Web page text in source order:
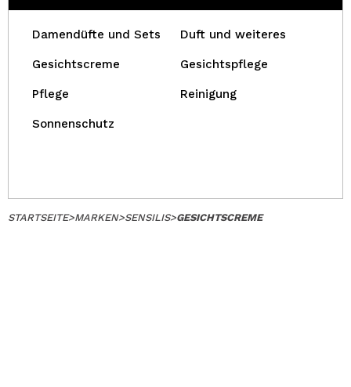
Damendüfte und Sets Duft und weiteres
Gesichtscreme Gesichtspflege
Pflege Reinigung
Sonnenschutz
STARTSEITE>MARKEN>SENSILIS>GESICHTSCREME